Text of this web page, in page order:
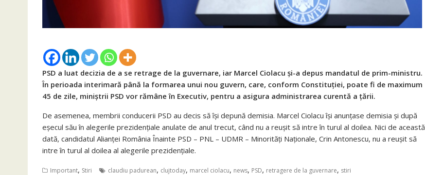
PSD a luat decizia de a se retrage de la guvernare, iar Marcel Ciolacu și-a depus mandatul de prim-ministru.
În perioada interimară până la formarea unui nou guvern, care, conform Constituției, poate fi de maximum
45 de zile, miniștrii PSD vor rămâne în Executiv, pentru a asigura administrarea curentă a țării.
De asemenea, membrii conducerii PSD au decis să își depună demisia. Marcel Ciolacu își anunțase demisia și după
eșecul său în alegerile prezidențiale anulate de anul trecut, când nu a reușit să intre în turul al doilea. Nici de această
dată, candidatul Alianței România Înainte PSD – PNL – UDMR – Minorități Naționale, Crin Antonescu, nu a reușit să
intre în turul al doilea al alegerile prezidențiale.
Important, Stiri claudiu padurean, clujtoday, marcel ciolacu, news, PSD, retragere de la guvernare, stiri